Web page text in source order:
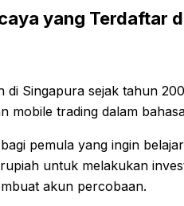
yang Terdaftar
di Singapura sejak tahun
trading dalam
pemula yang ingin
untuk melakukan
akun percobaan.